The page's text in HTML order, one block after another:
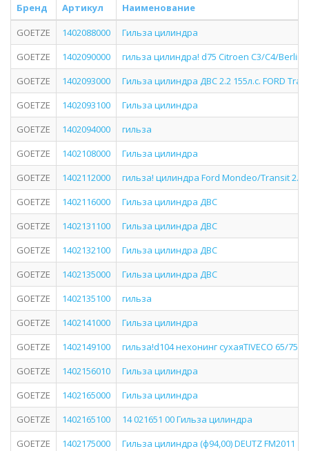
Бренд Артикул
Наименование
GOETZE
1402088000
Гильза цилиндра
GOETZE
1402090000
гильза цилиндра! d75 Citroen C3/C4/
GOETZE
1402093000
Гильза цилиндра ДВС 2.2 155л.с. FORD
GOETZE
1402093100
Гильза цилиндра
GOETZE
1402094000
гильза
GOETZE
1402108000
Гильза цилиндра
GOETZE
1402112000
гильза! цилиндра Ford Mondeo/Transit
GOETZE
1402116000
Гильза цилиндра ДВС
GOETZE
1402131100
Гильза цилиндра ДВС
GOETZE
1402132100
Гильза цилиндра ДВС
GOETZE
1402135000
Гильза цилиндра ДВС
GOETZE
1402135100
гильза
GOETZE
1402141000
Гильза цилиндра
GOETZE
1402149100
гильза!d104 нехонинг сухаяTIVECO 65/
GOETZE
1402156010
Гильза цилиндра
GOETZE
1402165000
Гильза цилиндра
GOETZE
1402165100
14 021651 00 Гильза цилиндра
GOETZE
1402175000
Гильза цилиндра (ф94,00) DEUTZ FM2011